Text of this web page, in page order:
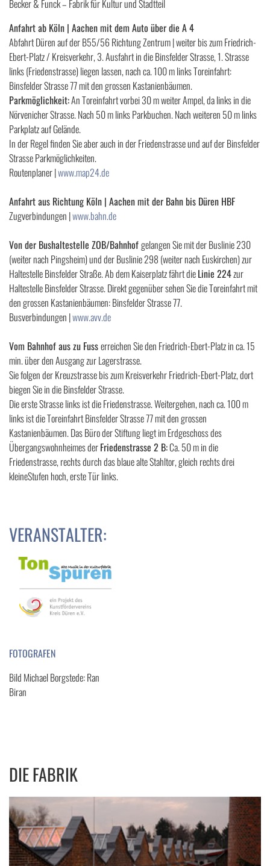
Becker & Funck – Fabrik für Kultur und Stadtteil
Anfahrt ab Köln | Aachen mit dem Auto über die A 4
Abfahrt Düren auf der B55/56 Richtung Zentrum | weiter bis zum Friedrich-
Ebert-Platz / Kreisverkehr, 3. Ausfahrt in die Binsfelder Strasse, 1. Strasse
links (Friedenstrasse) liegen lassen, nach ca. 100 m links Toreinfahrt:
Binsfelder Strasse 77 mit den grossen Kastanienbäumen.
Parkmöglichkeit:An Toreinfahrt vorbei 30 m weiter Ampel, da links in die
Nörvenicher Strasse. Nach 50 m links Parkbuchen. Nach weiteren 50 m links
Parkplatz auf Gelände.
In der Regel finden Sie aber auch in der Friedenstrasse und auf der Binsfelder
Strasse Parkmöglichkeiten.
Routenplaner |www.map24.de
Anfahrt aus Richtung Köln | Aachen mit der Bahn bis Düren HBF
Zugverbindungen |www.bahn.de
Von der Bushaltestelle ZOB/Bahnhofgelangen Sie mit der Buslinie 230
(weiter nach Pingsheim) und der Buslinie 298 (weiter nach Euskirchen) zur
Haltestelle Binsfelder Straße. Ab dem Kaiserplatz fährt dieLinie 224zur
Haltestelle Binsfelder Strasse. Direkt gegenüber sehen Sie die Toreinfahrt mit
den grossen Kastanienbäumen: Binsfelder Strasse 77.
Busverbindungen |www.avv.de
Vom Bahnhof aus zu Fusserreichen Sie den Friedrich-Ebert-Platz in ca. 15
min. über den Ausgang zur Lagerstrasse.
Sie folgen der Kreuzstrasse bis zum Kreisverkehr Friedrich-Ebert-Platz, dort
biegen Sie in die Binsfelder Strasse.
Die erste Strasse links ist die Friedenstrasse. Weitergehen, nach ca. 100 m
links ist die Toreinfahrt Binsfelder Strasse 77 mit den grossen
Kastanienbäumen. Das Büro der Stiftung liegt im Erdgeschoss des
Übergangswohnheimes derFriedenstrasse 2 B:Ca. 50 m in die
Friedenstrasse, rechts durch das blaue alte Stahltor, gleich rechts drei
kleineStufen hoch, erste Tür links.
VERANSTALTER:
FOTOGRAFEN
Bild Michael Borgstede: Ran
Biran
DIE FABRIK